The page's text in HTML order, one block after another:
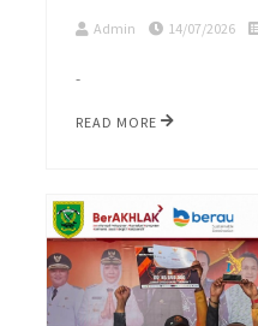
Admin 14/07/2026
-
READ MORE